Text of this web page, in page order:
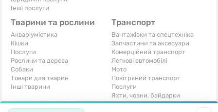
Інші послуги
Тварини та рослини
Акваріумістика
Кішки
Послуги
Рослини та дерева
Собаки
Товари для тварин
Інші тварини
Транспорт
Вантажівки та спецтехніка
Запчастини та аксесуари
Комерційний транспорт
Легкові автомобілі
Мото
Повітряний транспорт
Послуги
Яхти, човни, байдарки
Інші транспортні засоби